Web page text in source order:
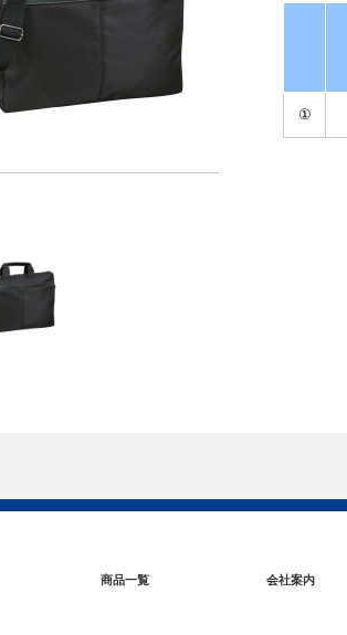
①
商品一覧 会社案内